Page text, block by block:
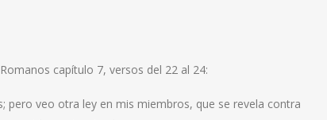
capítulo 7, versos del 22 al 24:
pero veo otra ley en mis miembros, que se revela contra